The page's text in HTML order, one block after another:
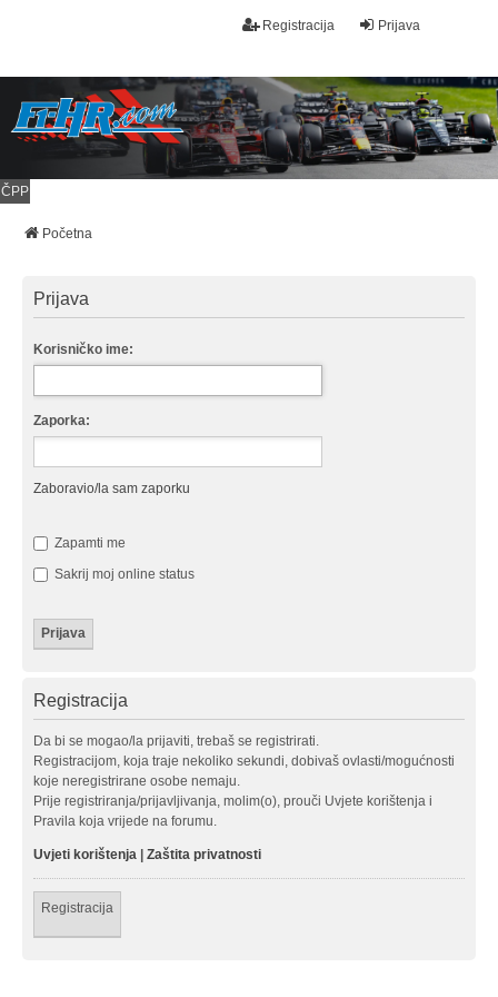
Prijava
Registracija
ČPP
Početna
Prijava
Korisničko ime:
Zaporka:
Zaboravio/la sam zaporku
Zapamti me
Sakrij moj online status
Registracija
Da bi se mogao/la prijaviti, trebaš se registrirati.
Registracijom, koja traje nekoliko sekundi, dobivaš ovlasti/mogućnosti
koje neregistrirane osobe nemaju.
Prije registriranja/prijavljivanja, molim(o), prouči Uvjete korištenja i
Pravila koja vrijede na forumu.
Uvjeti korištenja | Zaštita privatnosti
Registracija